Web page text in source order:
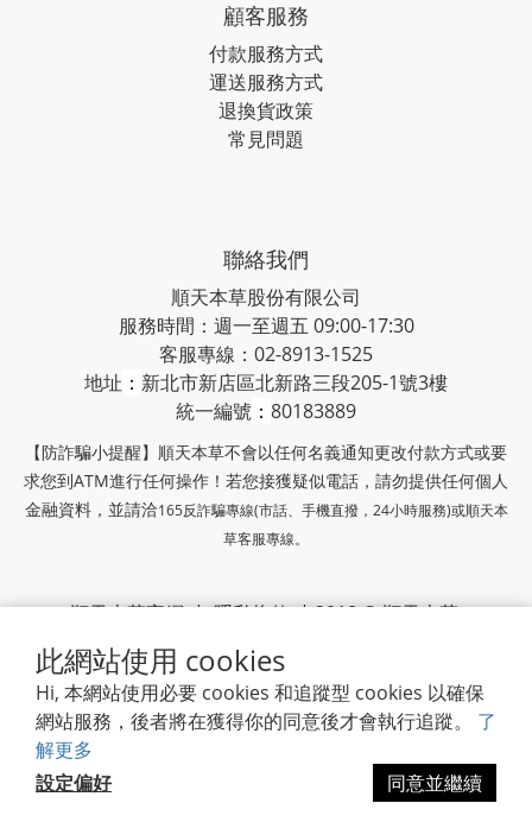
此網站使用 cookies
Hi, 本網站使用必要 cookies 和追蹤型 cookies 以確保
網站服務，後者將在獲得你的同意後才會執行追蹤。 了
解更多
設定偏好
同意並繼續
顧客服務
付款服務方式
運送服務方式
退換貨政策
常見問題
聯絡我們
順天本草股份有限公司
服務時間：週一至週五 09:00-17:30
客服專線：02-8913-1525
地址 ： 新北市新店區北新路三段205-1號3樓
統一編號 ： 80183889
【防詐騙小提醒】順天本草不會以任何名義通知更改付款方式或要
求您到ATM進行任何操作！若您接獲疑似電話，請勿提供任何個人
金融資料，並請洽165反詐騙專線(市話、手機直撥，24小時服務)或順天本
草客服專線。
順天本草官網|隱私條款| 2018 © 順天本草
順天堂集團